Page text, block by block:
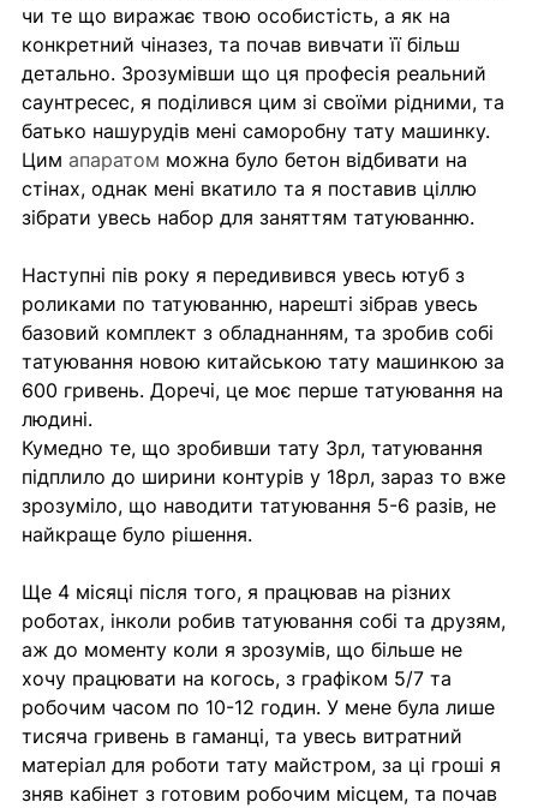
чи те що виражає твою особистість, а як на
конкретний чіназез, та почав вивчати її більш
детально. Зрозумівши що ця професія реальний
саунтресес, я поділився цим зі своїми рідними, та
батько нашурудів мені саморобну тату машинку.
Цим апаратом можна було бетон відбивати на
стінах, однак мені вкатило та я поставив ціллю
зібрати увесь набор для заняттям татуюванню.
Наступні пів року я передивився увесь ютуб з
роликами по татуюванню, нарешті зібрав увесь
базовий комплект з обладнанням, та зробив собі
татуювання новою китайською тату машинкою за
600 гривень. Доречі, це моє перше татуювання на
людині.
Кумедно те, що зробивши тату 3рл, татуювання
підплило до ширини контурів у 18рл, зараз то вже
зрозуміло, що наводити татуювання 5-6 разів, не
найкраще було рішення.
Ще 4 місяці після того, я працював на різних
роботах, інколи робив татуювання собі та друзям,
аж до моменту коли я зрозумів, що більше не
хочу працювати на когось, з графіком 5/7 та
робочим часом по 10-12 годин. У мене була лише
тисяча гривень в гаманці, та увесь витратний
матеріал для роботи тату майстром, за ці гроші я
зняв кабінет з готовим робочим місцем, та почав